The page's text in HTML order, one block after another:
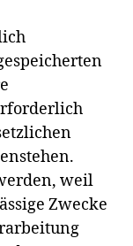
weil
Zwecke